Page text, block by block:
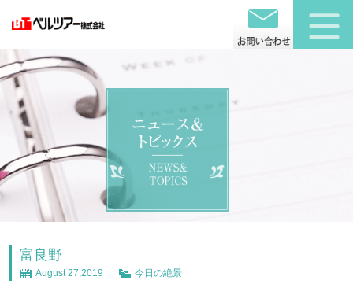
富良野
August 27,2019 今日の絶景